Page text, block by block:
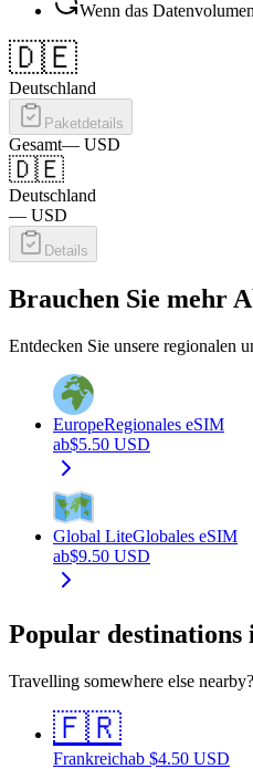
Wenn das
🇩🇪
Deutschland
Paketdetails
Gesamt— USD
🇩🇪
Deutschland
— USD
Details
Brauchen Sie mehr
Entdecken Sie unsere regionalen
EuropeRegionales eSIM
ab$5.50 USD
Global LiteGlobales eSIM
ab$9.50 USD
Popular destinations
Travelling somewhere else
🇫🇷
Frankreichab $4.50 USD